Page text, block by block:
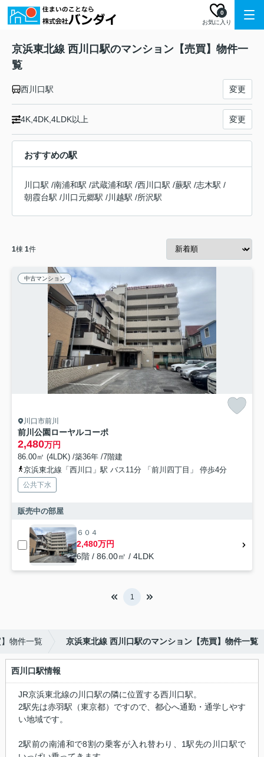
お気に入り
0
京浜東北線 西川口駅のマンション【売買】物件一
覧
西川口駅 変更
4K,4DK,4LDK以上 変更
おすすめの駅
川口駅 /南浦和駅 /武蔵浦和駅 /西川口駅 /蕨駅 /志木駅 /
朝霞台駅 /川口元郷駅 /川越駅 /所沢駅
1棟 1件
中古マンション
川口市前川
前川公園ローヤルコーポ
2,480万円
86.00㎡ (4LDK) /築36年 /7階建
京浜東北線「西川口」駅 バス11分 「前川四丁目」 停歩4分
公共下水
販売中の部屋
６０４
2,480万円
6階 / 86.00㎡ / 4LDK
1
物件一覧 京浜東北線 西川口駅のマンション【売買】物件一覧
西川口駅情報
JR京浜東北線の川口駅の隣に位置する西川口駅。
2駅先は赤羽駅（東京都）ですので、都心へ通勤・通学しやす
い地域です。
2駅前の南浦和で8割の乗客が入れ替わり、1駅先の川口駅で